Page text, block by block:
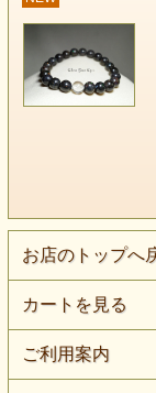
フリーサイズ
※リングの開
素材 エチオ
お店のトップへ
カートを見る
ご利用案内